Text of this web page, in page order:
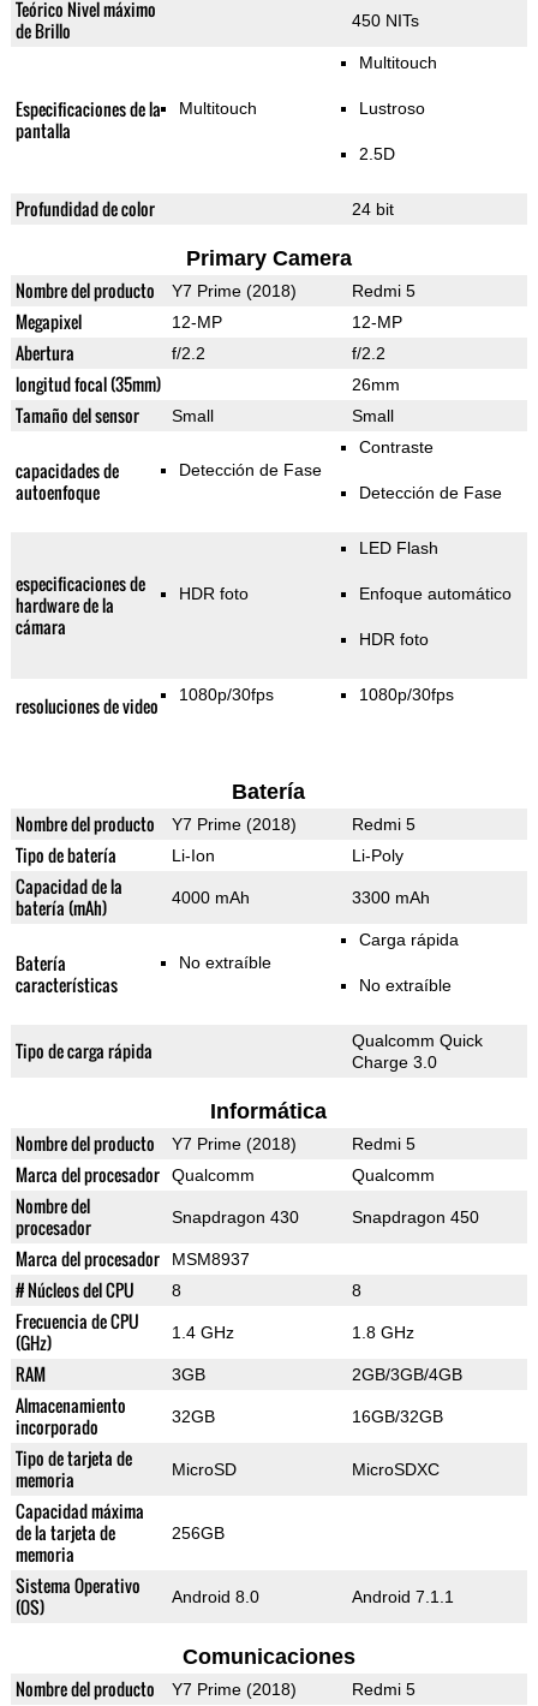
Teórico Nivel máximo
de Brillo
450 NITs
Especificaciones de la
pantalla
Multitouch
Multitouch
Lustroso
2.5D
Profundidad de color 24 bit
Primary Camera
Nombre del producto Y7 Prime (2018) Redmi 5
Megapixel 12-MP 12-MP
Abertura f/2.2 f/2.2
longitud focal (35mm) 26mm
Tamaño del sensor Small Small
capacidades de
autoenfoque
Detección de Fase
Contraste
Detección de Fase
especificaciones de
hardware de la
cámara
HDR foto
LED Flash
Enfoque automático
HDR foto
resoluciones de video 1080p/30fps 1080p/30fps
Batería
Nombre del producto Y7 Prime (2018) Redmi 5
Tipo de batería Li-Ion Li-Poly
Capacidad de la
batería (mAh)
4000 mAh 3300 mAh
Batería
características
No extraíble
Carga rápida
No extraíble
Tipo de carga rápida
Qualcomm Quick
Charge 3.0
Informática
Nombre del producto Y7 Prime (2018) Redmi 5
Marca del procesador Qualcomm Qualcomm
Nombre del
procesador
Snapdragon 430 Snapdragon 450
Marca del procesador MSM8937
# Núcleos del CPU 8 8
Frecuencia de CPU
(GHz)
1.4 GHz 1.8 GHz
RAM 3GB 2GB/3GB/4GB
Almacenamiento
incorporado
32GB 16GB/32GB
Tipo de tarjeta de
memoria
MicroSD MicroSDXC
Capacidad máxima
de la tarjeta de
memoria
256GB
Sistema Operativo
(OS)
Android 8.0 Android 7.1.1
Comunicaciones
Nombre del producto Y7 Prime (2018) Redmi 5